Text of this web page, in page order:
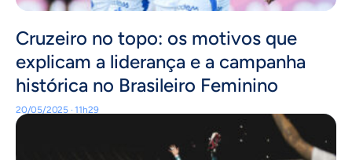
Cruzeiro no topo: os motivos que
explicam a liderança e a campanha
histórica no Brasileiro Feminino
20/05/2025 · 11h29